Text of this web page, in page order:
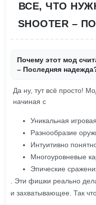
ВСЕ, ЧТО
SHOOTER –
Почему этот мод
– Последняя
Да ну, тут всё просто!
начиная с
Уникальная
Разнообразие
Интуитивно
Многоуровневые
Эпические
. Эти фишки реально
и захватывающее. Так